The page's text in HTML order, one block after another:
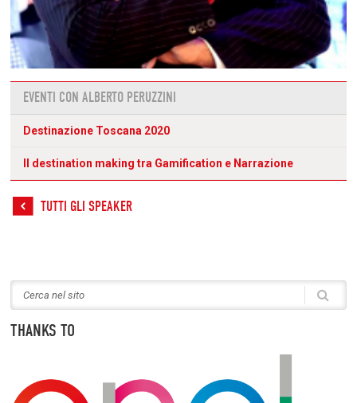
EVENTI CON ALBERTO PERUZZINI
Destinazione Toscana 2020
Il destination making tra Gamification e Narrazione
TUTTI GLI SPEAKER
THANKS TO